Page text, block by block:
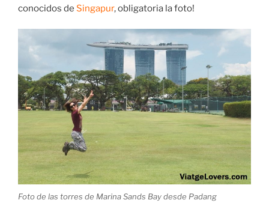
conocidos de Singapur, obligatoria la foto!
Foto de las torres de Marina Sands Bay desde Padang